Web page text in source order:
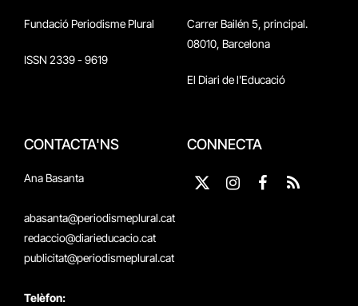
Fundació Periodisme Plural
ISSN 2339 - 9619
Carrer Bailén 5, principal.
08010, Barcelona
El Diari de l'Educació
CONTACTA'NS
Ana Basanta
abasanta@periodismeplural.cat
redaccio@diarieducacio.cat
publicitat@periodismeplural.cat
Telèfon:
CONNECTA
X
Instagram
Facebook
RSS